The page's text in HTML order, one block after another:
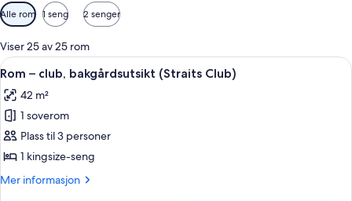
Tilgjengelige
filtre
for
rom
Alle rom 1 seng 2 senger
Viser 25 av 25 rom
Åpne
alle
bildene
av
Rom
–
club,
bakgårdsutsikt
Rom – club, bakgårdsutsikt (Straits
9
Rom – club, bakgårdsutsikt (Straits Club)
42 m²
1 soverom
Plass til 3 personer
1 kingsize-seng
Mer informasjon
Mer